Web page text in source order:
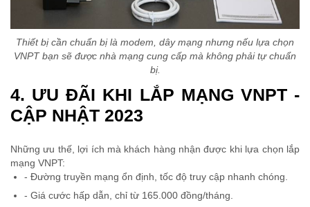
Thiết bị cần chuẩn bị là modem, dây mạng nhưng nếu lựa chọn
VNPT bạn sẽ được nhà mạng cung cấp mà không phải tự chuẩn
bị.
4. ƯU ĐÃI KHI LẮP MẠNG VNPT -
CẬP NHẬT 2023
Những ưu thế, lợi ích mà khách hàng nhận được khi lựa chọn lắp
mạng VNPT:
- Đường truyền mạng ổn định, tốc độ truy cập nhanh chóng.
- Giá cước hấp dẫn, chỉ từ 165.000 đồng/tháng.